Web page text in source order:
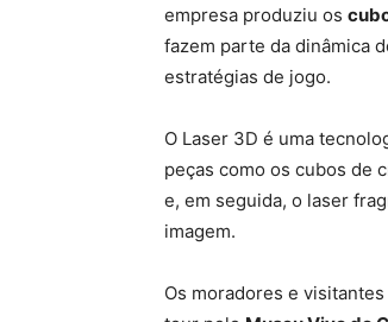
empresa produziu os
fazem parte da dinâmica
estratégias de jogo.
O Laser 3D é uma
peças como os cubos de
e, em seguida, o laser
imagem.
Os moradores e visitantes